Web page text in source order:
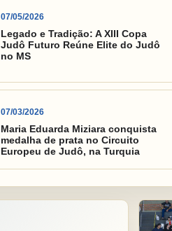
07/05/2026
Legado e Tradição: A XIII Copa
Judô Futuro Reúne Elite do Judô
no MS
07/03/2026
Maria Eduarda Miziara conquista
medalha de prata no Circuito
Europeu de Judô, na Turquia